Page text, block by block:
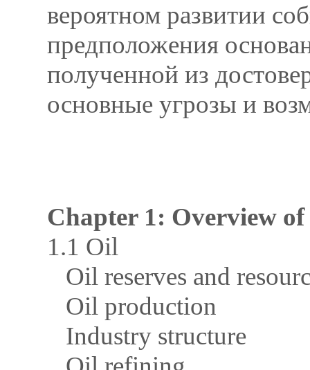
вероятном развитии
предположения
полученной из
основные угрозы и
Chapter 1: Overview
1.1 Oil
Oil reserves and
Oil production
Industry structure